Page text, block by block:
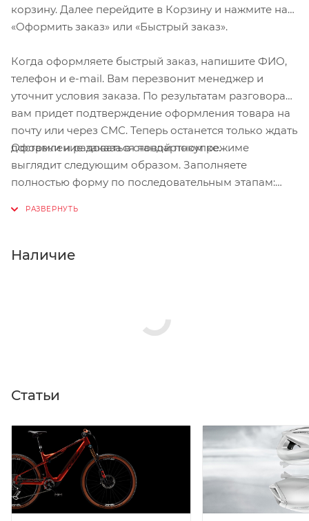
корзину. Далее перейдите в Корзину и нажмите на
«Оформить заказ» или «Быстрый заказ».
Когда оформляете быстрый заказ, напишите ФИО,
телефон и e-mail. Вам перезвонит менеджер и
уточнит условия заказа. По результатам разговора
вам придет подтверждение оформления товара на
почту или через СМС. Теперь останется только ждать
доставки и радоваться новой покупке.
Оформление заказа в стандартном режиме
выглядит следующим образом. Заполняете
полностью форму по последовательным этапам:
Нажмите кнопку «Оформить заказ».
Наличие
Статьи